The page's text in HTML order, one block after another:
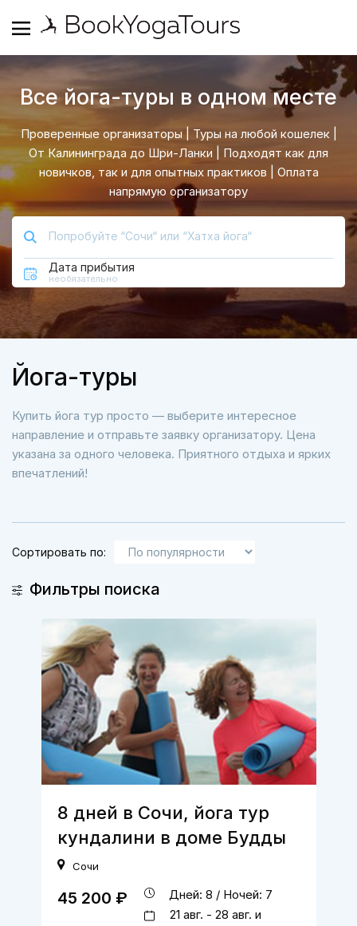
Все йога-туры в одном месте
Проверенные организаторы | Туры на любой кошелек |
От Калининграда до Шри-Ланки | Подходят как для
новичков, так и для опытных практиков | Оплата
напрямую организатору
Дата прибытия
необязательно
Йога-туры
Купить йога тур просто — выберите интересное
направление и отправьте заявку организатору. Цена
указана за одного человека. Приятного отдыха и ярких
впечатлений!
Сортировать по:
Фильтры поиска
8 дней в Сочи, йога тур
кундалини в доме Будды
Сочи
45 200 ₽
Дней: 8 / Ночей: 7
21 авг. - 28 авг. и